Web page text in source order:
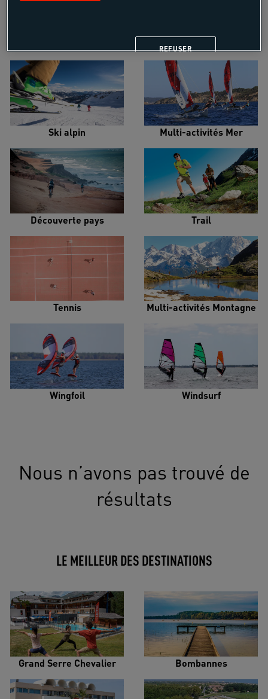
Snowboard
Ski alpin Multi-activités Mer
Découverte pays Trail
Tennis Multi-activités Montagne
Wingfoil Windsurf
Nous n’avons pas trouvé de
résultats
LE MEILLEUR DES DESTINATIONS
Grand Serre Chevalier Bombannes
REFUSER